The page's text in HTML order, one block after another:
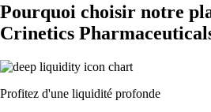
Pourquoi choisir notre
Crinetics
Profitez d'une liquidité profonde